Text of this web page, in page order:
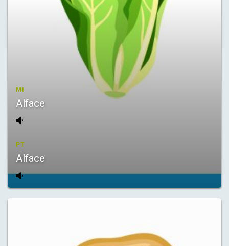
MI
Alface
PT
Alface